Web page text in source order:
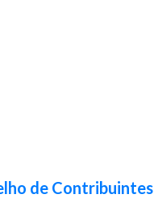
de Contribuintes